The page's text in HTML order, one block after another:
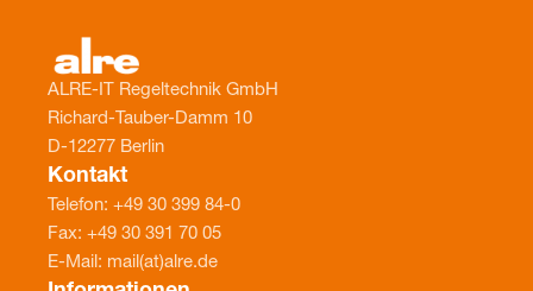
ALRE-IT Regeltechnik GmbH
Richard-Tauber-Damm 10
D-12277 Berlin
Kontakt
Telefon: +49 30 399 84-0
Fax: +49 30 391 70 05
E-Mail: mail(at)alre.de